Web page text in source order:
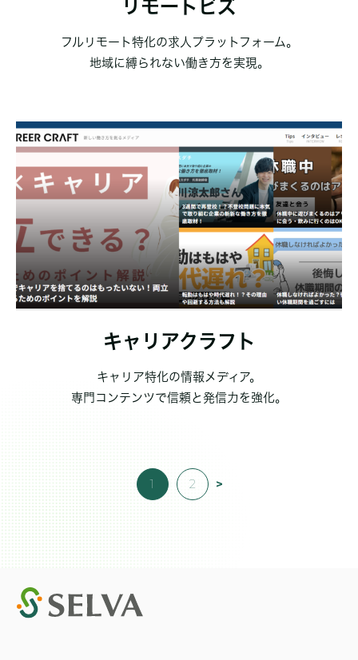
リモートビズ
フルリモート特化の求人プラットフォーム。
地域に縛られない働き方を実現。
キャリアクラフト
キャリア特化の情報メディア。
専門コンテンツで信頼と発信力を強化。
1 2 >